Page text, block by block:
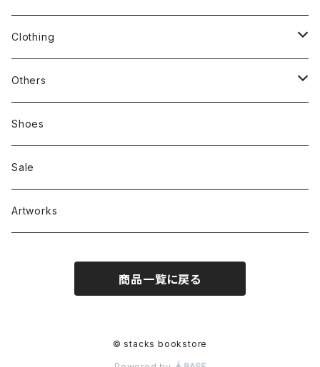
stacks
新刊本
Zine、Other
Clothing
Tees
Sweatshirts
Bag & Accessories
Others
Mixcd
RC SLUM / ROYALTY CLUB
雑貨
Shoes
Sale
Artworks
商品一覧に戻る
© stacks bookstore